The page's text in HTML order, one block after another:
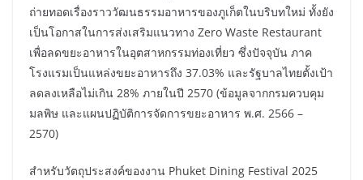
ถ่ายทอดเรื่องราววัฒนธรรมอาหารของภูเก็ตในบริบทใหม่ ทั้งยัง
เป็นโอกาสในการส่งเสริมแนวทาง Zero Waste Restaurant
เพื่อลดขยะอาหารในอุตสาหกรรมท่องเที่ยว ซึ่งปัจจุบัน ภาค
โรงแรมเป็นแหล่งขยะอาหารถึง 37.03% และรัฐบาลไทยตั้งเป้า
ลดลงเหลือไม่เกิน 28% ภายในปี 2570 (ข้อมูลจากกรมควบคุม
มลพิษ และแผนปฏิบัติการจัดการขยะอาหาร พ.ศ. 2566 –
2570)
สำหรับวัตถุประสงค์ของงาน Phuket Dining Festival 2025